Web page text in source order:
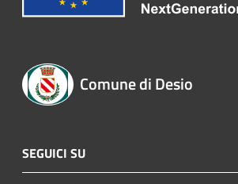
Comune di Desio
SEGUICI SU